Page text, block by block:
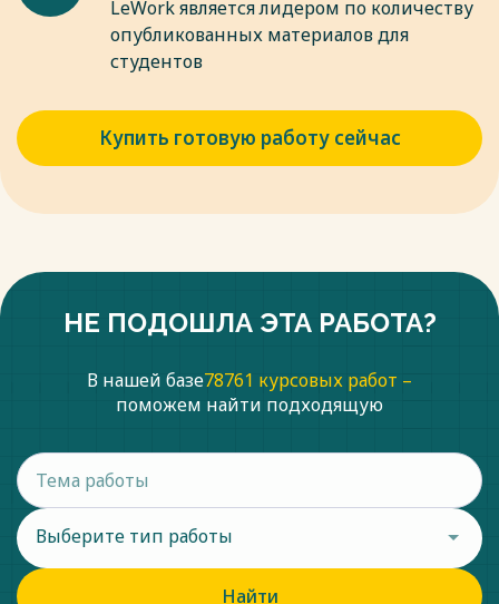
Весь текст будет доступенпосле покупки
LeWork является лидером по количеству
опубликованных материалов для
студентов
Купить готовую работу сейчас
НЕ ПОДОШЛА ЭТА РАБОТА?
В нашей базе78761 курсовых работ –
поможем найти подходящую
Выберите тип работы
Найти